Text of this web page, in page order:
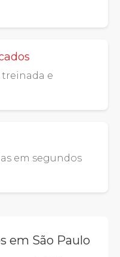
e
em segundos
em São Paulo